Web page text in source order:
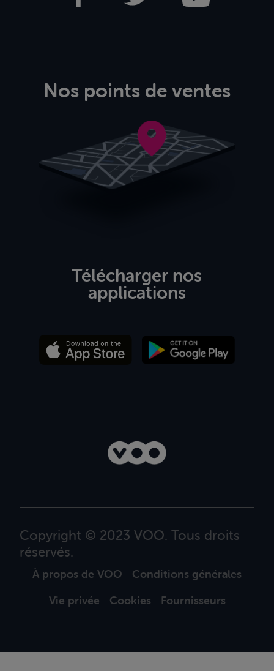
Nos points de ventes
Télécharger nos
applications
Copyright © 2023 VOO. Tous droits
réservés.
À propos de VOO
Conditions générales
Vie privée
Cookies Fournisseurs